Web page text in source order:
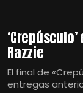
Razzie
El final de
entregas